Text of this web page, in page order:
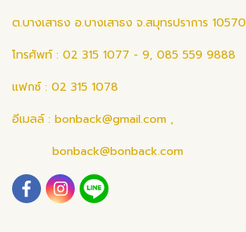
ต.บางเสาธง อ.บางเสาธง จ.สมุทรปราการ 10570
โทรศัพท์ : 02 315 1077 - 9, 085 559 9888
แฟกซ์ : 02 315 1078
อีเมลล์ : bonback@gmail.com ,
bonback@bonback.com